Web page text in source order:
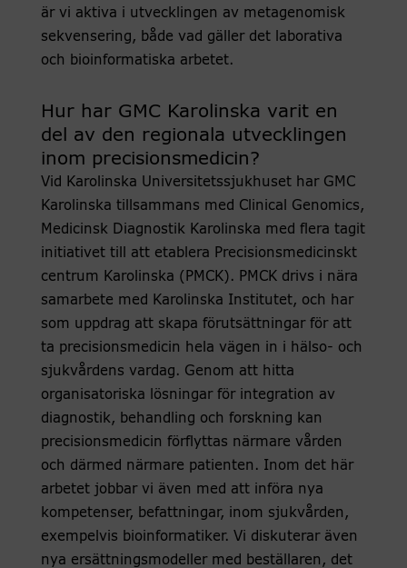
är vi aktiva i utvecklingen av metagenomisk
sekvensering, både vad gäller det laborativa
och bioinformatiska arbetet.
Hur har GMC Karolinska varit en
del av den regionala utvecklingen
inom precisionsmedicin?
Vid Karolinska Universitetssjukhuset har GMC
Karolinska tillsammans med Clinical Genomics,
Medicinsk Diagnostik Karolinska med flera tagit
initiativet till att etablera Precisionsmedicinskt
centrum Karolinska (PMCK). PMCK drivs i nära
samarbete med Karolinska Institutet, och har
som uppdrag att skapa förutsättningar för att
ta precisionsmedicin hela vägen in i hälso- och
sjukvårdens vardag. Genom att hitta
organisatoriska lösningar för integration av
diagnostik, behandling och forskning kan
precisionsmedicin förflyttas närmare vården
och därmed närmare patienten. Inom det här
arbetet jobbar vi även med att införa nya
kompetenser, befattningar, inom sjukvården,
exempelvis bioinformatiker. Vi diskuterar även
nya ersättningsmodeller med beställaren, det